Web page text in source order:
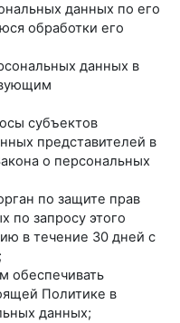
данных по его
обработки его
данных в
субъектов
представителей в
о персональных
по защите прав
по запросу этого
в течение 30 дней с
обеспечивать
Политике в
данных;